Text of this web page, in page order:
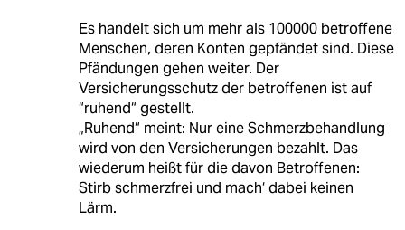
Es handelt sich um mehr als 100000 betroffene
Menschen, deren Konten gepfändet sind. Diese
Pfändungen gehen weiter. Der
Versicherungsschutz der betroffenen ist auf
“ruhend“ gestellt.
„Ruhend“ meint: Nur eine Schmerzbehandlung
wird von den Versicherungen bezahlt. Das
wiederum heißt für die davon Betroffenen:
Stirb schmerzfrei und mach‘ dabei keinen
Lärm.